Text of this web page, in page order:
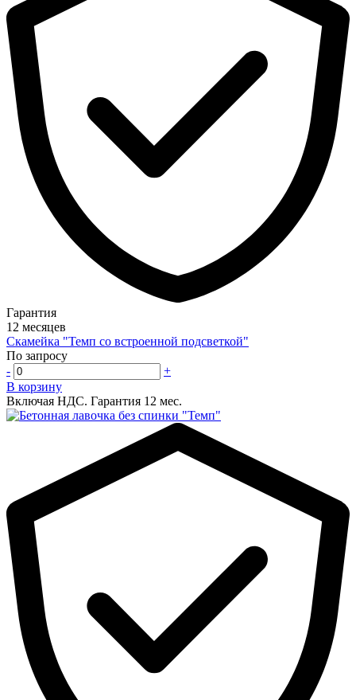
Гарантия
12 месяцев
Скамейка "Темп со встроенной подсветкой"
По запросу
-
+
В корзину
Включая НДС. Гарантия 12 мес.